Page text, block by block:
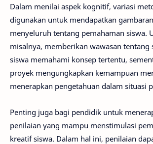
Dalam menilai aspek kognitif, variasi
digunakan untuk mendapatkan
menyeluruh tentang pemahaman siswa.
misalnya, memberikan wawasan tentang
siswa memahami konsep tertentu,
proyek mengungkapkan kemampuan
menerapkan pengetahuan dalam situasi
Penting juga bagi pendidik untuk
penilaian yang mampu menstimulasi
kreatif siswa. Dalam hal ini, penilaian